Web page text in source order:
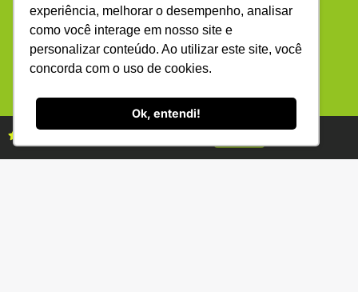
experiência, melhorar o desempenho, analisar
como você interage em nosso site e
personalizar conteúdo. Ao utilizar este site, você
concorda com o uso de cookies.
Ok, entendi!
(34) 3231-2800
R. Bernardino Fonseca, 88 - Gen. Osório -
Uberlândia - MG 38400-220
ANUNCIE